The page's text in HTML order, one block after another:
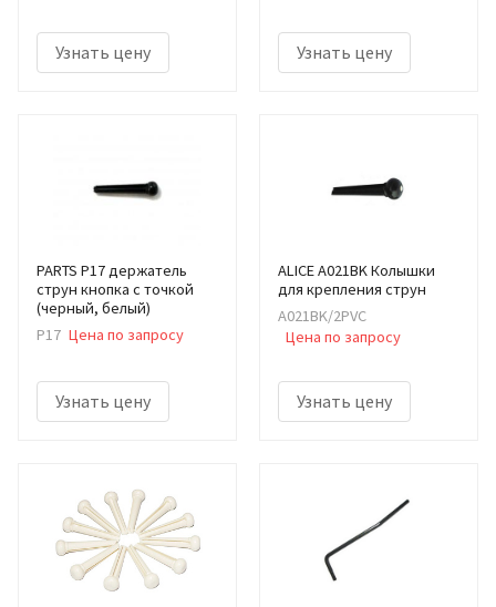
Узнать цену Узнать цену
PARTS P17 держатель
струн кнопка с точкой
(черный, белый)
P17 Цена по запросу
Узнать цену
ALICE A021BK Колышки
для крепления струн
A021BK/2PVC
Цена по запросу
Узнать цену